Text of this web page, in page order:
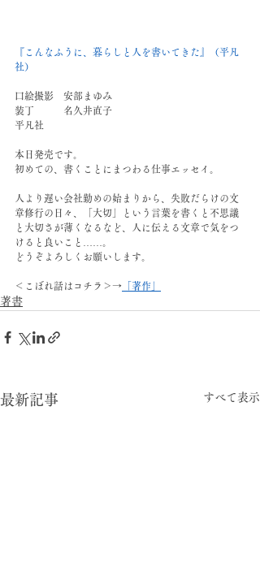
『こんなふうに、暮らしと人を書いてきた』（平凡
社）
口絵撮影　安部まゆみ
装丁　　　名久井直子
平凡社
本日発売です。
初めての、書くことにまつわる仕事エッセイ。
人より遅い会社勤めの始まりから、失敗だらけの文
章修行の日々、「大切」という言葉を書くと不思議
と大切さが薄くなるなど、人に伝える文章で気をつ
けると良いこと……。
どうぞよろしくお願いします。
＜こぼれ話はコチラ＞→ 「著作」
著書
最新記事 すべて表示